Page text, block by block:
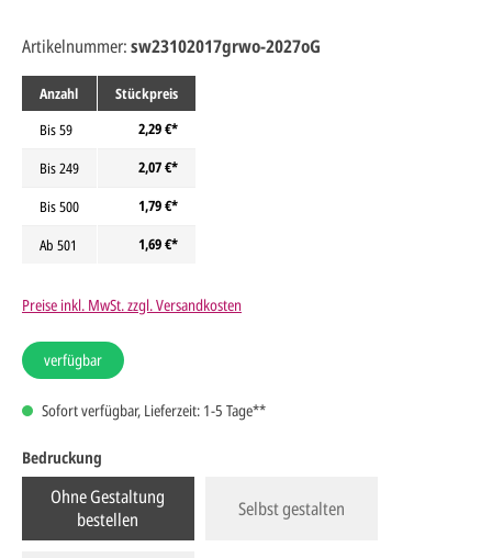
Anzahl
Stückpreis
Bis59
2,29 €*
Bis249
2,07 €*
Bis500
1,79 €*
Ab 501 1,69 €*
Preise inkl. MwSt. zzgl. Versandkosten
verfügbar
Sofort verfügbar, Lieferzeit: 1-5 Tage**
Bedruckung
Ohne Gestaltung
bestellen
Selbst gestalten
Artikelnummer:sw23102017grwo-2027oG